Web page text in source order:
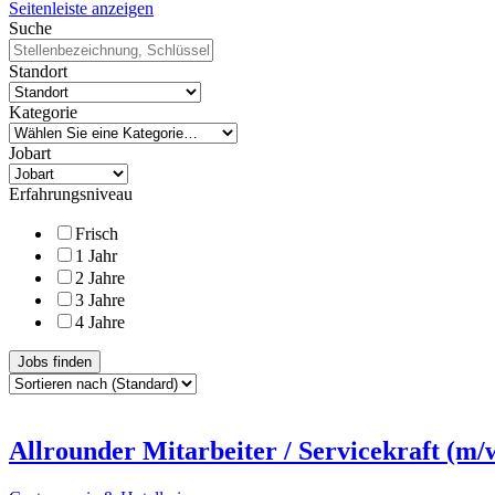
Seitenleiste anzeigen
Suche
Standort
Kategorie
Jobart
Erfahrungsniveau
Frisch
1 Jahr
2 Jahre
3 Jahre
4 Jahre
Jobs finden
Allrounder Mitarbeiter / Servicekraft (m/